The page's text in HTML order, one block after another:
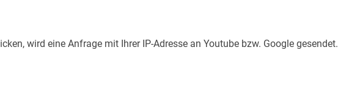
wird eine Anfrage mit Ihrer IP-Adresse an Youtube bzw. Google gesendet.